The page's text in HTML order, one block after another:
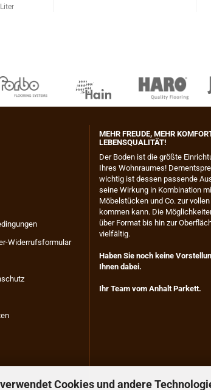
Cookies und andere
Widerrufsformular
MEHR FREUDE, MEHR
LEBENSQUALITÄT!
​Der Boden ist die größte
Ihres Wohnraumes!
wichtig ist dessen passende
seine Wirkung in Kombination
Möbelstücken und Co. zur
kommen kann. Die
über Format bis hin zur
vielfältig.
Haben Sie noch keine
Ihnen dabei.
Ihr Team vom Anhalt Parkett.